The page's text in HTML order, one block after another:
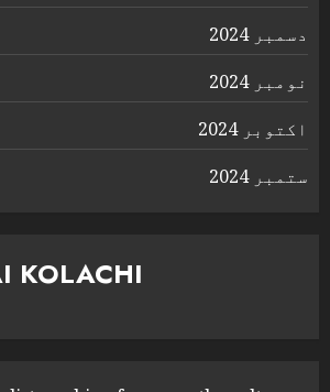
دسمبر 2024
نومبر 2024
اکتوبر 2024
ستمبر 2024
KOLACHI